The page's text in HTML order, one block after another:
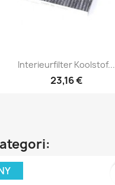
Vis her
Interieurfilter Koolstof...
23,16 €